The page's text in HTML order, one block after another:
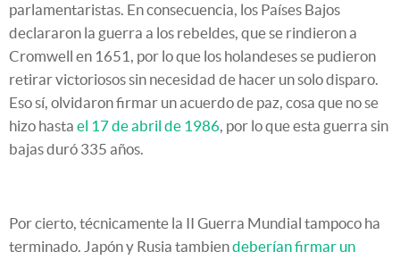
parlamentaristas. En consecuencia, los Países Bajos
declararon la guerra a los rebeldes, que se rindieron a
Cromwell en 1651, por lo que los holandeses se pudieron
retirar victoriosos sin necesidad de hacer un solo disparo.
Eso sí, olvidaron firmar un acuerdo de paz, cosa que no se
hizo hasta el 17 de abril de 1986, por lo que esta guerra sin
bajas duró 335 años.
Por cierto, técnicamente la II Guerra Mundial tampoco ha
terminado. Japón y Rusia tambiendeberían firmar un